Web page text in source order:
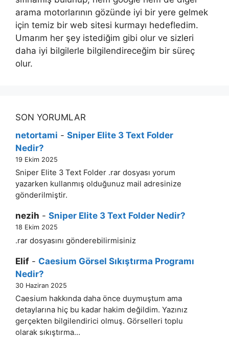
arama motorlarının gözünde iyi bir yere gelmek
için temiz bir web sitesi kurmayı hedefledim.
Umarım her şey istediğim gibi olur ve sizleri
daha iyi bilgilerle bilgilendireceğim bir süreç
olur.
SON YORUMLAR
netortami - Sniper Elite 3 Text Folder
Nedir?
19 Ekim 2025
Sniper Elite 3 Text Folder .rar dosyası yorum
yazarken kullanmış olduğunuz mail adresinize
gönderilmiştir.
nezih - Sniper Elite 3 Text Folder Nedir?
18 Ekim 2025
.rar dosyasını gönderebilirmisiniz
Elif - Caesium Görsel Sıkıştırma Programı
Nedir?
30 Haziran 2025
Caesium hakkında daha önce duymuştum ama
detaylarına hiç bu kadar hakim değildim. Yazınız
gerçekten bilgilendirici olmuş. Görselleri toplu
olarak sıkıştırma…